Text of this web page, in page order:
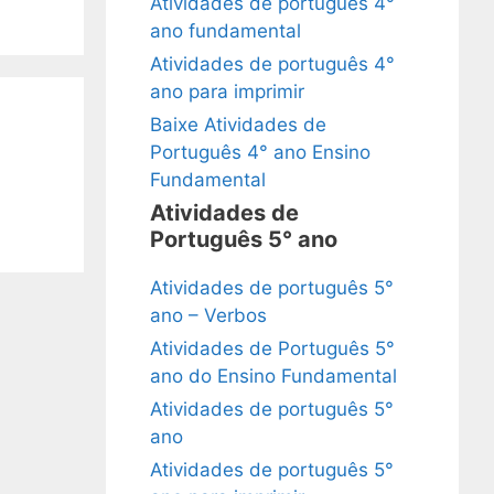
ano fundamental
Atividades de português 4°
ano para imprimir
Baixe Atividades de
Português 4° ano Ensino
Fundamental
Atividades de
Português 5° ano
Atividades de português 5°
ano – Verbos
Atividades de Português 5°
ano do Ensino Fundamental
Atividades de português 5°
ano
Atividades de português 5°